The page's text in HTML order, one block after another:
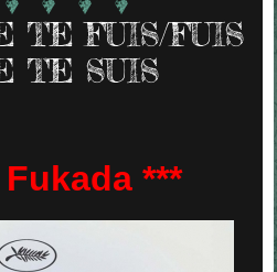
TE FUIS/FUIS
TE SUIS
***